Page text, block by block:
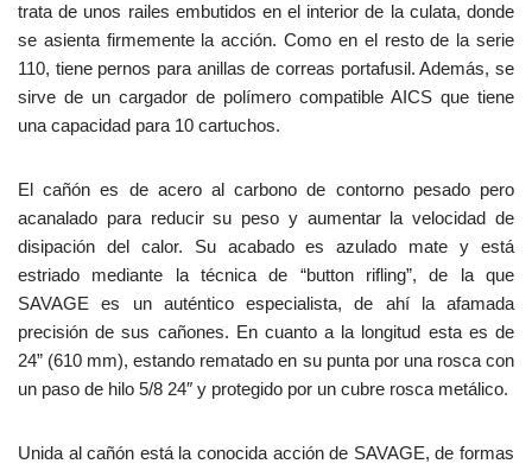
trata de unos railes embutidos en el interior de la culata, donde
se asienta firmemente la acción. Como en el resto de la serie
110, tiene pernos para anillas de correas portafusil. Además, se
sirve de un cargador de polímero compatible AICS que tiene
una capacidad para 10 cartuchos.
El cañón es de acero al carbono de contorno pesado pero
acanalado para reducir su peso y aumentar la velocidad de
disipación del calor. Su acabado es azulado mate y está
estriado mediante la técnica de “button rifling”, de la que
SAVAGE es un auténtico especialista, de ahí la afamada
precisión de sus cañones. En cuanto a la longitud esta es de
24” (610 mm), estando rematado en su punta por una rosca con
un paso de hilo 5/8 24″ y protegido por un cubre rosca metálico.
Unida al cañón está la conocida acción de SAVAGE, de formas